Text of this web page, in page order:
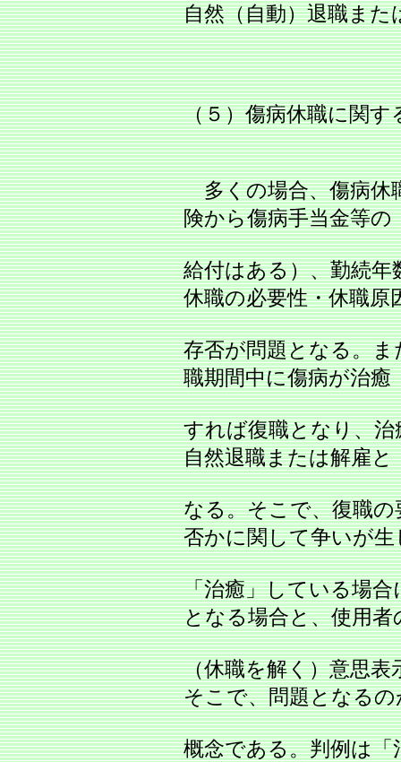
自然（自動）退職また
（５）傷病休職に関す
多くの場合、傷病休
険から傷病手当金等の
給付はある）、勤続
休職の必要性・休職原
存否が問題となる。
職期間中に傷病が治癒
すれば復職となり、
自然退職または解雇と
なる。そこで、復職
否かに関して争いが生
「治癒」している場合
となる場合と、使用者
（休職を解く）意思
そこで、問題となるの
概念である。判例は